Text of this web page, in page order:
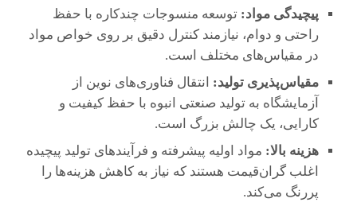
پیچیدگی مواد: توسعه منسوجات چندکاره با حفظ
راحتی و دوام، نیازمند کنترل دقیق بر روی خواص مواد
در مقیاس‌های مختلف است.
مقیاس‌پذیری تولید: انتقال فناوری‌های نوین از
آزمایشگاه به تولید صنعتی انبوه با حفظ کیفیت و
کارایی، یک چالش بزرگ است.
هزینه بالا: مواد اولیه پیشرفته و فرآیندهای تولید پیچیده
اغلب گران‌قیمت هستند که نیاز به کاهش هزینه‌ها را
پررنگ می‌کند.